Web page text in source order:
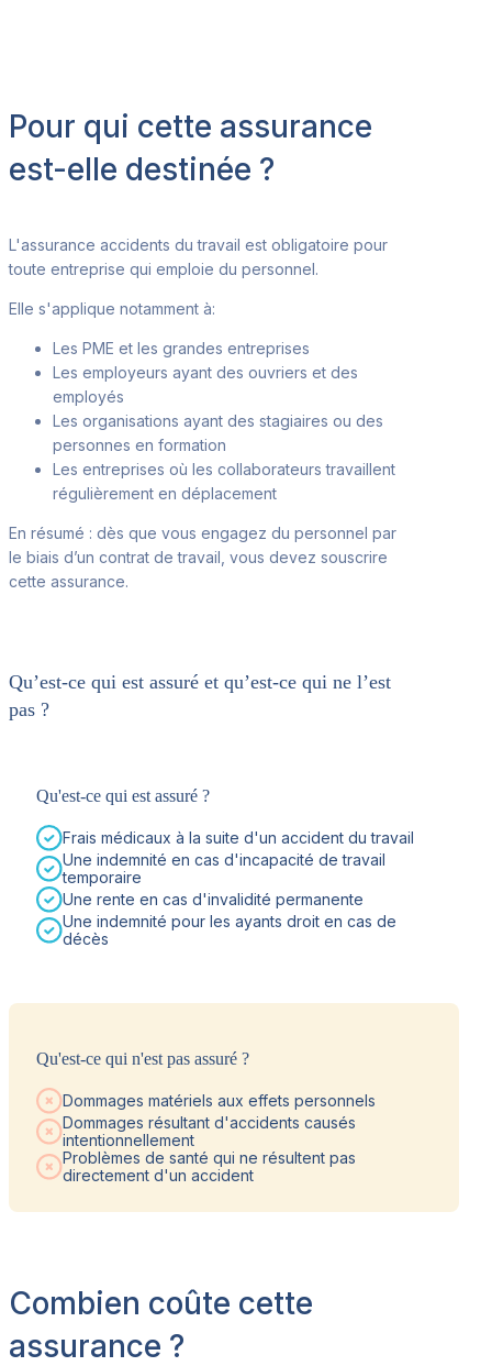
Pour qui cette assurance
est-elle destinée ?
L'assurance accidents du travail est obligatoire pour
toute entreprise qui emploie du personnel.
Elle s'applique notamment à:
Les PME et les grandes entreprises
Les employeurs ayant des ouvriers et des
employés
Les organisations ayant des stagiaires ou des
personnes en formation
Les entreprises où les collaborateurstravaillent
régulièrement en déplacement
En résumé : dès que vous engagez du personnel par
le biais d’un contrat de travail, vous devez souscrire
cette assurance.
Qu’est-ce qui est assuré et qu’est-ce qui ne l’est
pas ?
Qu'est-ce qui est assuré ?
Frais médicaux à la suite d'un accident du travail
Une indemnité en cas d'incapacité de travail
temporaire
Une rente en cas d'invalidité permanente
Une indemnité pour les ayants droit en cas de
décès
Qu'est-ce qui n'est pas assuré ?
Dommages matériels aux effets personnels
Dommages résultant d'accidents causés
intentionnellement
Problèmes de santé qui ne résultent pas
directement d'un accident
Combien coûte cette
assurance ?